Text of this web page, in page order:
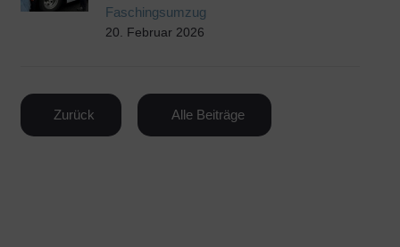
Faschingsumzug
20. Februar 2026
Zurück Alle Beiträge